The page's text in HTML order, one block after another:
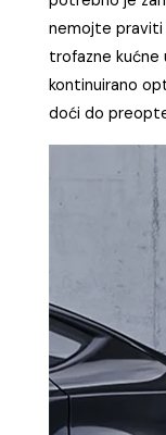
nemojte praviti
trofazne kućne
kontinuirano
doći do